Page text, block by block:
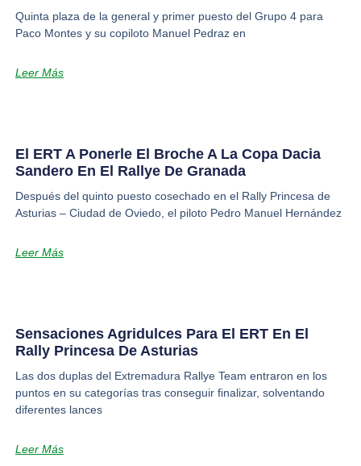
Quinta plaza de la general y primer puesto del Grupo 4 para
Paco Montes y su copiloto Manuel Pedraz en
Leer Más
El ERT A Ponerle El Broche A La Copa Dacia
Sandero En El Rallye De Granada
Después del quinto puesto cosechado en el Rally Princesa de
Asturias – Ciudad de Oviedo, el piloto Pedro Manuel Hernández
Leer Más
Sensaciones Agridulces Para El ERT En El
Rally Princesa De Asturias
Las dos duplas del Extremadura Rallye Team entraron en los
puntos en su categorías tras conseguir finalizar, solventando
diferentes lances
Leer Más